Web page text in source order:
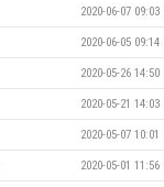
2020-06-07 09:03
2020-06-05 09:14
2020-05-26 14:50
2020-05-21 14:03
2020-05-07 10:01
2020-05-01 11:56